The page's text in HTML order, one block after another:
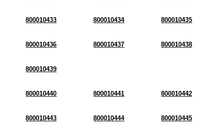
800010433 800010434 800010435
800010436 800010437 800010438
800010439
800010440 800010441 800010442
800010443 800010444 800010445